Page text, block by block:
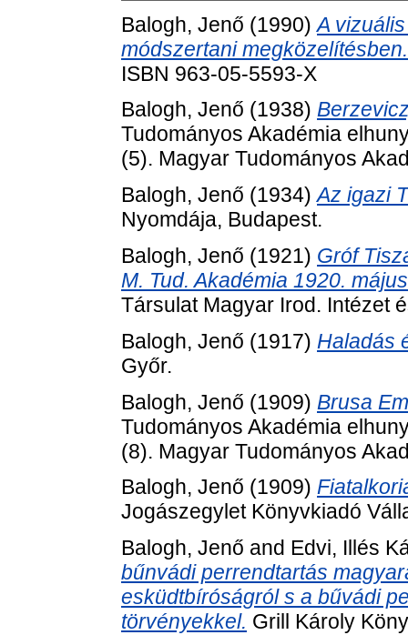
Balogh, Jenő (1990)A
módszertani megközelítésben.
ISBN 963-05-5593-X
Balogh, Jenő (1938)
Tudományos Akadémia
(5). Magyar Tudományos
Balogh, Jenő (1934)Az igazi
Nyomdája, Budapest.
Balogh, Jenő (1921) Gróf
M. Tud. Akadémia 1920.
Társulat Magyar Irod. Intézet
Balogh, Jenő (1917) Haladás
Győr.
Balogh, Jenő (1909) Brusa
Tudományos Akadémia
(8). Magyar Tudományos
Balogh, Jenő (1909)
Jogászegylet Könyvkiadó
Balogh, Jenő and Edvi, Illés
bűnvádi perrendtartás
esküdtbíróságról s a bűvádi
törvényekkel. Grill Károly